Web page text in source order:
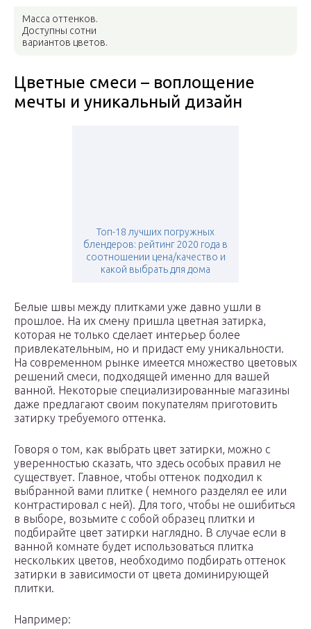
Масса оттенков.
Доступны сотни
вариантов цветов.
Цветные смеси – воплощение
мечты и уникальный дизайн
Топ-18 лучших погружных
блендеров: рейтинг 2020 года в
соотношении цена/качество и
какой выбрать для дома
Белые швы между плитками уже давно ушли в
прошлое. На их смену пришла цветная затирка,
которая не только сделает интерьер более
привлекательным, но и придаст ему уникальности.
На современном рынке имеется множество цветовых
решений смеси, подходящей именно для вашей
ванной. Некоторые специализированные магазины
даже предлагают своим покупателям приготовить
затирку требуемого оттенка.
Говоря о том, как выбрать цвет затирки, можно с
уверенностью сказать, что здесь особых правил не
существует. Главное, чтобы оттенок подходил к
выбранной вами плитке ( немного разделял ее или
контрастировал с ней). Для того, чтобы не ошибиться
в выборе, возьмите с собой образец плитки и
подбирайте цвет затирки наглядно. В случае если в
ванной комнате будет использоваться плитка
нескольких цветов, необходимо подбирать оттенок
затирки в зависимости от цвета доминирующей
плитки.
Например: